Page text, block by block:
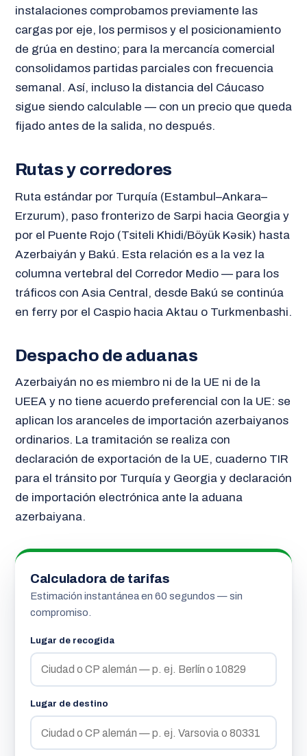
instalaciones comprobamos previamente las
cargas por eje, los permisos y el posicionamiento
de grúa en destino; para la mercancía comercial
consolidamos partidas parciales con frecuencia
semanal. Así, incluso la distancia del Cáucaso
sigue siendo calculable — con un precio que queda
fijado antes de la salida, no después.
Rutas y corredores
Ruta estándar por Turquía (Estambul–Ankara–
Erzurum), paso fronterizo de Sarpi hacia Georgia y
por el Puente Rojo (Tsiteli Khidi/Böyük Kəsik) hasta
Azerbaiyán y Bakú. Esta relación es a la vez la
columna vertebral del Corredor Medio — para los
tráficos con Asia Central, desde Bakú se continúa
en ferry por el Caspio hacia Aktau o Turkmenbashi.
Despacho de aduanas
Azerbaiyán no es miembro ni de la UE ni de la
UEEA y no tiene acuerdo preferencial con la UE: se
aplican los aranceles de importación azerbaiyanos
ordinarios. La tramitación se realiza con
declaración de exportación de la UE, cuaderno TIR
para el tránsito por Turquía y Georgia y declaración
de importación electrónica ante la aduana
azerbaiyana.
Calculadora de tarifas
Estimación instantánea en 60 segundos — sin
compromiso.
Lugar de recogida
Lugar de destino